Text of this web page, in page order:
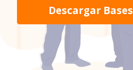
Descargar Bases